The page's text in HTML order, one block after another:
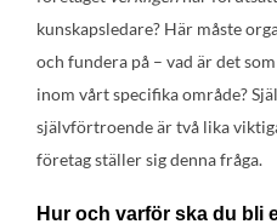
kunskapsledare? Här måste
och fundera på – vad är det
inom vårt specifika område?
självförtroende är två lika
företag ställer sig denna fråga.
Hur och varför ska du bli